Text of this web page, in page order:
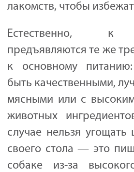
лакомств, чтобы
Естественно, к
предъявляются те же
к основному
быть качественными,
мясными или с
животных
случае нельзя
своего стола — это
собаке из-за